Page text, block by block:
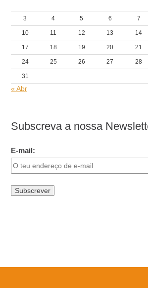
3 4 5 6 7
10 11 12 13 14
17 18 19 20 21
24 25 26 27 28
31
« Abr
Subscreva a nossa
E-mail: